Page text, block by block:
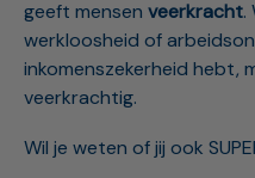
geeft mensen veerkracht.
werkloosheid of
inkomenszekerheid hebt,
veerkrachtig.
Wil je weten of jij ook